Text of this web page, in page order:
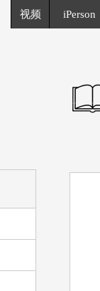
视频 iPerson